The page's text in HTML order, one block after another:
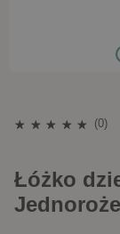
(0)
Łóżko